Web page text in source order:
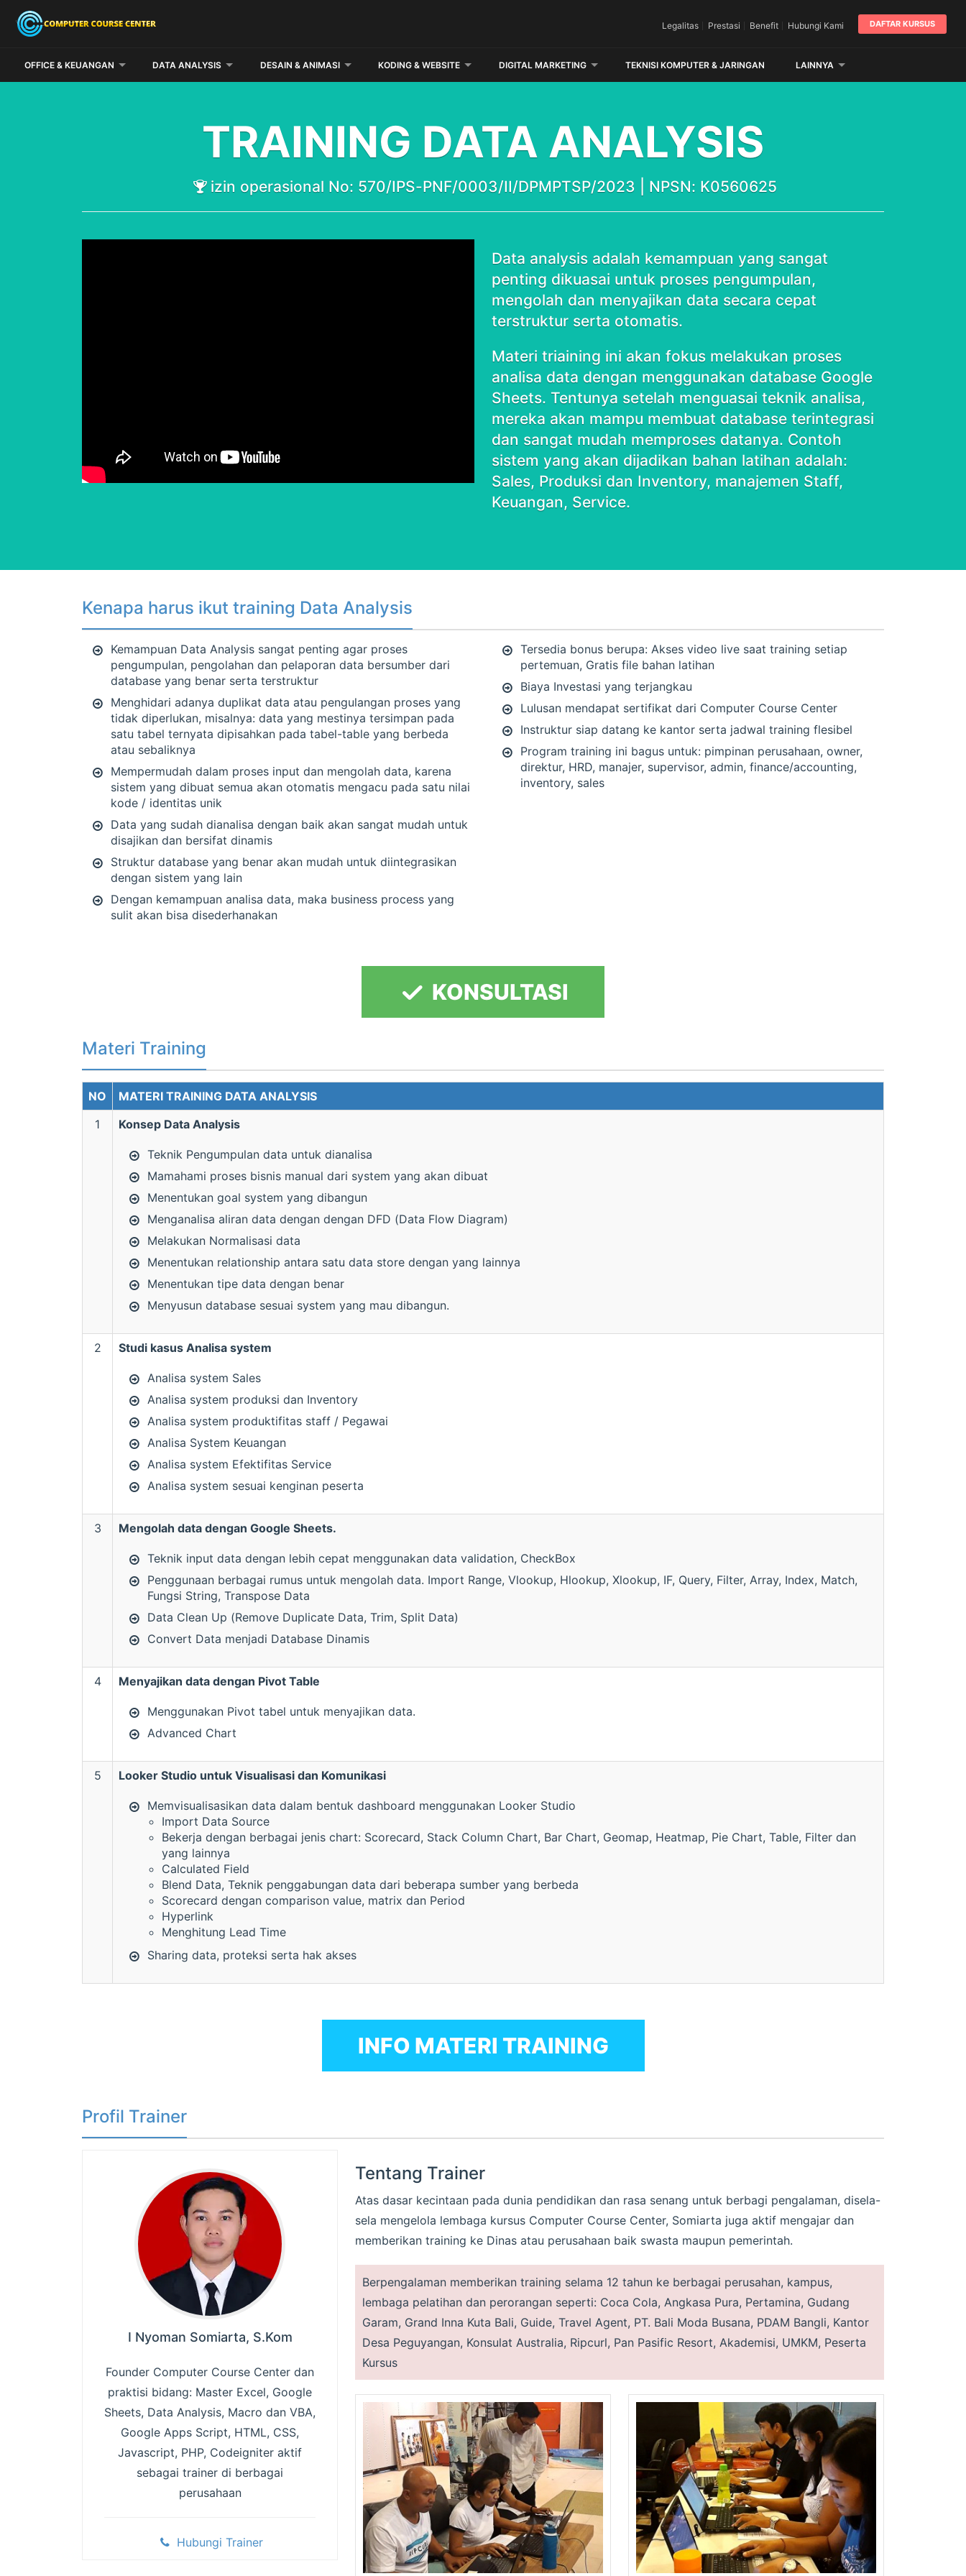
DAFTAR KURSUS
Legalitas Prestasi Benefit Hubungi Kami
OFFICE & KEUANGAN DATA ANALYSIS DESAIN & ANIMASI KODING & WEBSITE DIGITAL MARKETING TEKNISI KOMPUTER & JARINGAN LAINNYA
TRAINING DATA ANALYSIS
izin operasional No: 570/IPS-PNF/0003/II/DPMPTSP/2023 | NPSN: K0560625
Data analysis adalah kemampuan yang sangat
penting dikuasai untuk proses pengumpulan,
mengolah dan menyajikan data secara cepat
terstruktur serta otomatis.
Materi triaining ini akan fokus melakukan proses
analisa data dengan menggunakan database Google
Sheets. Tentunya setelah menguasai teknik analisa,
mereka akan mampu membuat database terintegrasi
dan sangat mudah memproses datanya. Contoh
sistem yang akan dijadikan bahan latihan adalah:
Sales, Produksi dan Inventory, manajemen Staff,
Keuangan, Service.
Kenapa harus ikut training Data Analysis
Kemampuan Data Analysis sangat penting agar proses
pengumpulan, pengolahan dan pelaporan data bersumber dari
database yang benar serta terstruktur
Menghidari adanya duplikat data atau pengulangan proses yang
tidak diperlukan, misalnya: data yang mestinya tersimpan pada
satu tabel ternyata dipisahkan pada tabel-table yang berbeda
atau sebaliknya
Mempermudah dalam proses input dan mengolah data, karena
sistem yang dibuat semua akan otomatis mengacu pada satu nilai
kode / identitas unik
Data yang sudah dianalisa dengan baik akan sangat mudah untuk
disajikan dan bersifat dinamis
Struktur database yang benar akan mudah untuk diintegrasikan
dengan sistem yang lain
Dengan kemampuan analisa data, maka business process yang
sulit akan bisa disederhanakan
Tersedia bonus berupa: Akses video live saat training setiap
pertemuan, Gratis file bahan latihan
Biaya Investasi yang terjangkau
Lulusan mendapat sertifikat dari Computer Course Center
Instruktur siap datang ke kantor serta jadwal training flesibel
Program training ini bagus untuk: pimpinan perusahaan, owner,
direktur, HRD, manajer, supervisor, admin, finance/accounting,
inventory, sales
KONSULTASI
Materi Training
NO
MATERI TRAINING DATA ANALYSIS
1
Konsep Data Analysis
Teknik Pengumpulan data untuk dianalisa
Mamahami proses bisnis manual dari system yang akan dibuat
Menentukan goal system yang dibangun
Menganalisa aliran data dengan dengan DFD (Data Flow Diagram)
Melakukan Normalisasi data
Menentukan relationship antara satu data store dengan yang lainnya
Menentukan tipe data dengan benar
Menyusun database sesuai system yang mau dibangun.
2 Studi kasus Analisa system
Analisa system Sales
Analisa system produksi dan Inventory
Analisa system produktifitas staff / Pegawai
Analisa System Keuangan
Analisa system Efektifitas Service
Analisa system sesuai kenginan peserta
3 Mengolah data dengan Google Sheets.
Teknik input data dengan lebih cepat menggunakan data validation, CheckBox
Penggunaan berbagai rumus untuk mengolah data. Import Range, Vlookup, Hlookup, Xlookup, IF, Query, Filter, Array, Index, Match,
Fungsi String, Transpose Data
Data Clean Up (Remove Duplicate Data, Trim, Split Data)
Convert Data menjadi Database Dinamis
4 Menyajikan data dengan Pivot Table
Menggunakan Pivot tabel untuk menyajikan data.
Advanced Chart
5 Looker Studio untuk Visualisasi dan Komunikasi
Memvisualisasikan data dalam bentuk dashboard menggunakan Looker Studio
Import Data Source
Bekerja dengan berbagai jenis chart: Scorecard, Stack Column Chart, Bar Chart, Geomap, Heatmap, Pie Chart, Table, Filter dan
yang lainnya
Calculated Field
Blend Data, Teknik penggabungan data dari beberapa sumber yang berbeda
Scorecard dengan comparison value, matrix dan Period
Hyperlink
Menghitung Lead Time
Sharing data, proteksi serta hak akses
INFO MATERI TRAINING
Profil Trainer
I Nyoman Somiarta, S.Kom
Founder Computer Course Center dan
praktisi bidang: Master Excel, Google
Sheets, Data Analysis, Macro dan VBA,
Google Apps Script, HTML, CSS,
Javascript, PHP, Codeigniter aktif
sebagai trainer di berbagai
perusahaan
Hubungi Trainer
Tentang Trainer
Atas dasar kecintaan pada dunia pendidikan dan rasa senang untuk berbagi pengalaman, disela-
sela mengelola lembaga kursus Computer Course Center, Somiarta juga aktif mengajar dan
memberikan training ke Dinas atau perusahaan baik swasta maupun pemerintah.
Berpengalaman memberikan training selama 12 tahun ke berbagai perusahan, kampus,
lembaga pelatihan dan perorangan seperti: Coca Cola, Angkasa Pura, Pertamina, Gudang
Garam, Grand Inna Kuta Bali, Guide, Travel Agent, PT. Bali Moda Busana, PDAM Bangli, Kantor
Desa Peguyangan, Konsulat Australia, Ripcurl, Pan Pasific Resort, Akademisi, UMKM, Peserta
Kursus